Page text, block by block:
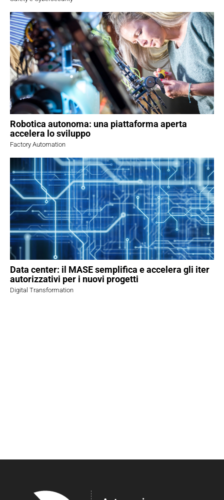
Robotica autonoma: una piattaforma aperta
accelera lo sviluppo
Factory Automation
Data center: il MASE semplifica e accelera gli iter
autorizzativi per i nuovi progetti
Digital Transformation